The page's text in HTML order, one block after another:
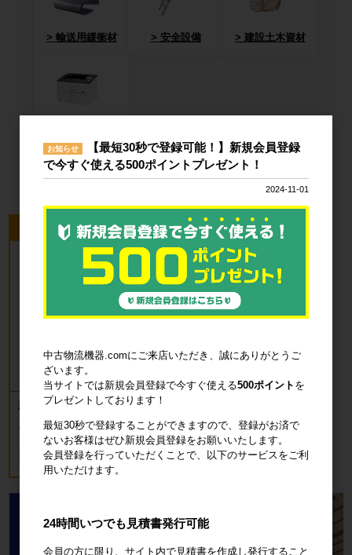
輸送用緩衝材 安全設備 建設土木資材
品・衛生用品
今回のピックアップ商品
新品 カゴ台車 ロールボックスパレッ
ト(樹脂底板) W850×D650×H1700mm
ブルー
18,700円税込20,570円
お知らせ
【最短30秒で登録可能！】新規会員登録
で今すぐ使える500ポイントプレゼント！
2024-11-01
中古物流機器.comにご来店いただき、誠にありがとうご
ざいます。
当サイトでは新規会員登録で今すぐ使える500ポイント を
プレゼントしております！
最短30秒で登録することができますので、登録がお済で
ないお客様はぜひ新規会員登録をお願いいたします。
会員登録を行っていただくことで、以下のサービスをご利
用いただけます。
24時間いつでも見積書発行可能
会員の方に限り、サイト内で見積書を作成し発行すること